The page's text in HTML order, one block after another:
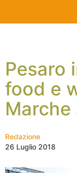
Pesaro
food e
Redazione
26 Luglio 2018